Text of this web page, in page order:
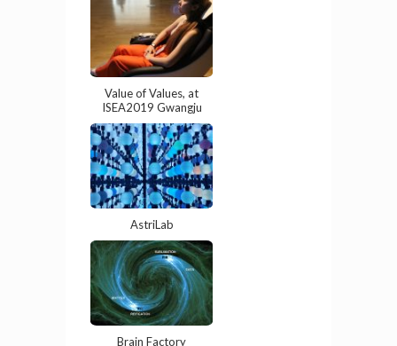
Value of Values, at
ISEA2019 Gwangju
AstriLab
Brain Factory